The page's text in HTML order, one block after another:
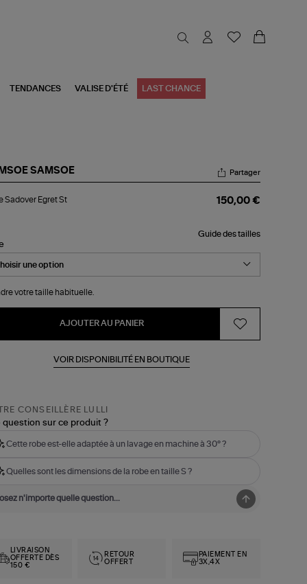
TENDANCES VALISE D'ÉTÉ LAST CHANCE
SAMSOE Partager
Sadover Egret St 150,00 €
Guide des tailles
votre taille habituelle.
AJOUTER AU PANIER
VOIR DISPONIBILITÉ EN BOUTIQUE
CONSEILLÈRE LULLI
question sur ce produit ?
Cette robe est-elle adaptée à un lavage en machine à 30° ?
Quelles sont les dimensions de la robe en taille S ?
LIVRAISON
OFFERTE DÈS
150 €
RETOUR
OFFERT
PAIEMENT EN
3X,4X